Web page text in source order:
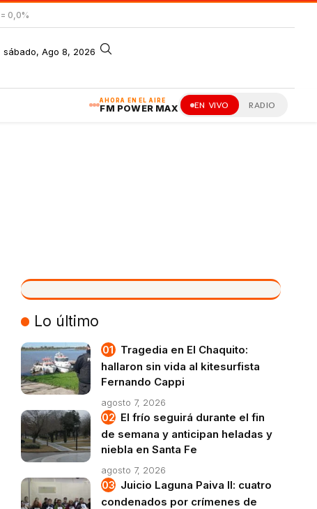
= 0,0%
sábado, Ago 8, 2026
AHORA EN EL AIRE
FM POWER MAX EN VIVO RADIO
VIVO
Lo último
Tragedia en El Chaquito:
hallaron sin vida al kitesurfista
Fernando Cappi
agosto 7, 2026
El frío seguirá durante el fin
de semana y anticipan heladas y
niebla en Santa Fe
agosto 7, 2026
Juicio Laguna Paiva II: cuatro
condenados por crímenes de